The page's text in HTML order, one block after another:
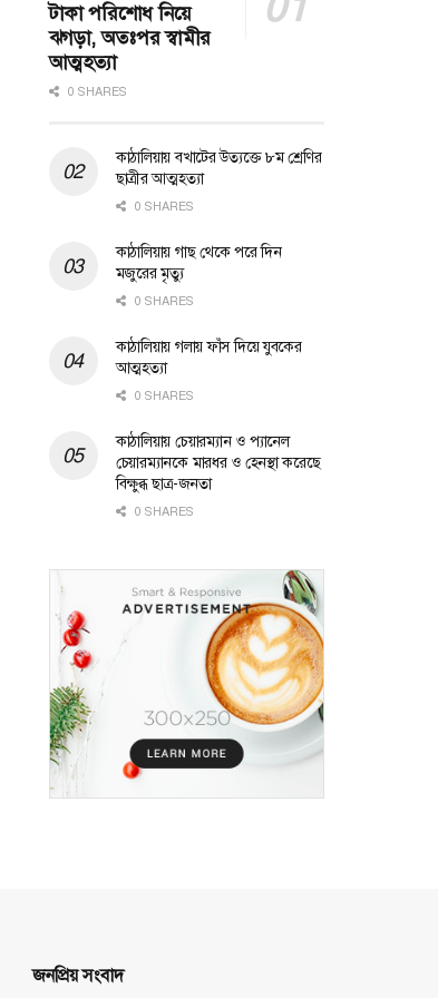
টাকা পরিশোধ নিয়ে
ঝগড়া, অতঃপর স্বামীর
আত্মহত্যা
0 SHARES
কাঠালিয়ায় বখাটের উত্যক্তে ৮ম শ্রেণির
ছাত্রীর আত্মহত্যা
0 SHARES
কাঠালিয়ায় গাছ থেকে পরে দিন
মজুরের মৃত্যু
0 SHARES
কাঠালিয়ায় গলায় ফাঁস দিয়ে যুবকের
আত্মহত্যা
0 SHARES
কাঠালিয়ায় চেয়ারম্যান ও প্যানেল
চেয়ারম্যানকে মারধর ও হেনস্থা করেছে
বিক্ষুব্ধ ছাত্র-জনতা
0 SHARES
জনপ্রিয় সংবাদ